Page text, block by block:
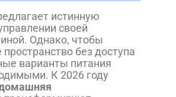
истинную
своей
Однако, чтобы
без доступа
варианты питания
К 2026 году